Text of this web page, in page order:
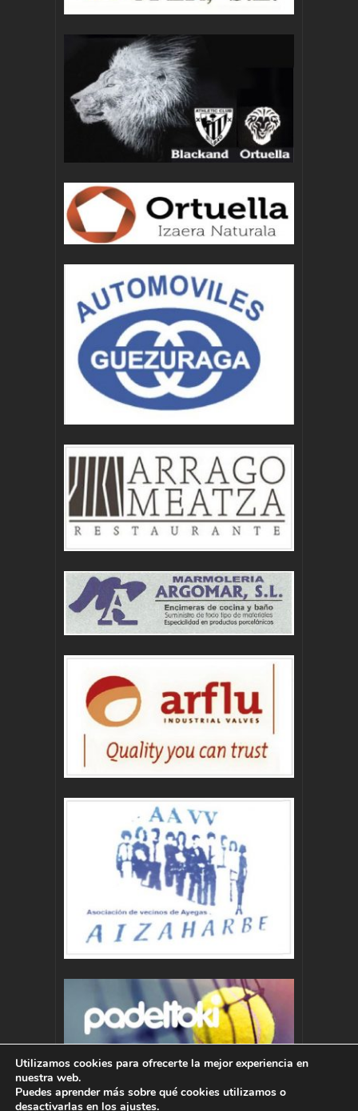
Utilizamos cookies para ofrecerte la mejor experiencia en
nuestra web.
Puedes aprender más sobre qué cookies utilizamos o
desactivarlas en los ajustes.